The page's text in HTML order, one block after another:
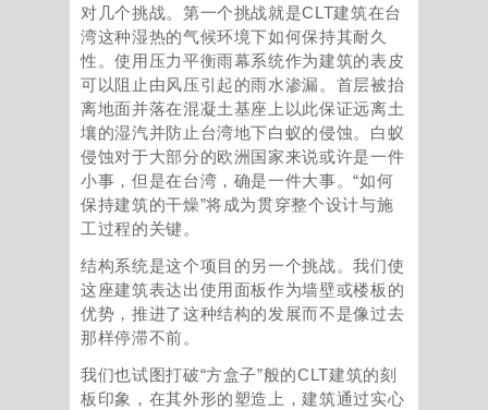
对几个挑战。第一个挑战就是CLT建筑在台
湾这种湿热的气候环境下如何保持其耐久
性。使用压力平衡雨幕系统作为建筑的表皮
可以阻止由风压引起的雨水渗漏。首层被抬
离地面并落在混凝土基座上以此保证远离土
壤的湿汽并防止台湾地下白蚁的侵蚀。白蚁
侵蚀对于大部分的欧洲国家来说或许是一件
小事，但是在台湾，确是一件大事。“如何
保持建筑的干燥”将成为贯穿整个设计与施
工过程的关键。
结构系统是这个项目的另一个挑战。我们使
这座建筑表达出使用面板作为墙壁或楼板的
优势，推进了这种结构的发展而不是像过去
那样停滞不前。
我们也试图打破“方盒子”般的CLT建筑的刻
板印象，在其外形的塑造上，建筑通过实心